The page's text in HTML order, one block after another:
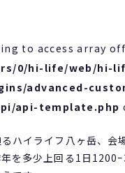
to access array
0/hi-life/web/hi-
advanced-
api-template.php
ハイライフ八ヶ岳、会
を多少上回る1日1200